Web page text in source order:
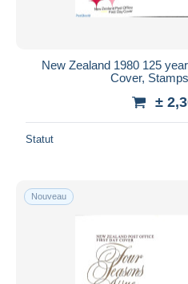
New Zealand 1980 125
Cover,
±
Statut
Nouveau